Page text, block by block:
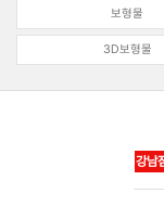
보형물
3D보형물
강남